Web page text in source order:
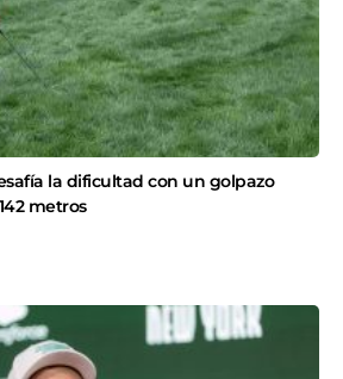
la dificultad con un golpazo
metros